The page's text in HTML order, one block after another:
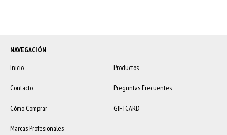
NAVEGACIÓN
Inicio
Productos
Contacto Preguntas Frecuentes
Cómo Comprar GIFTCARD
Marcas Profesionales